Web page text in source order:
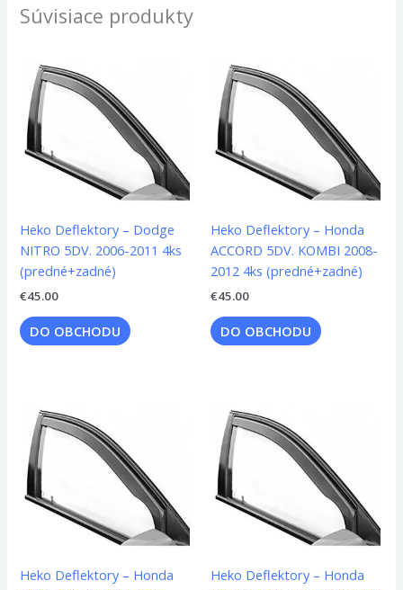
Súvisiace produkty
Heko Deflektory – Dodge
NITRO 5DV. 2006-2011 4ks
(predné+zadné)
€45.00
DO OBCHODU
Heko Deflektory – Honda
ACCORD 5DV. KOMBI 2008-
2012 4ks (predné+zadné)
€45.00
DO OBCHODU
Heko Deflektory – Honda
Heko Deflektory – Honda